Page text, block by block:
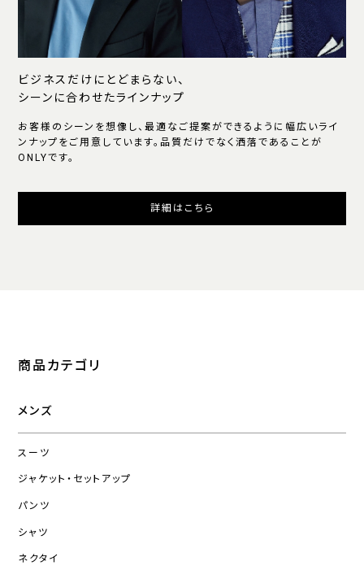
ビジネスだけにとどまらない、
シーンに合わせたラインナップ
お客様のシーンを想像し、最適なご提案ができるように幅広いライ
ンナップをご用意しています。品質だけでなく洒落であることが
ONLYです。
詳細はこちら
商品カテゴリ
メンズ
スーツ
ジャケット・セットアップ
パンツ
シャツ
ネクタイ